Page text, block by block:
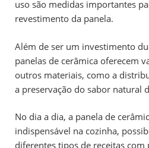
uso são medidas importantes
revestimento da panela.
Além de ser um investimento
panelas de cerâmica oferecem
outros materiais, como a
a preservação do sabor natural
No dia a dia, a panela de
indispensável na cozinha,
diferentes tipos de receitas com